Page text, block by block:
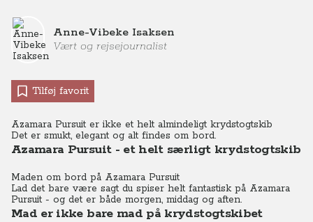
Anne-Vibeke Isaksen
Vært og rejsejournalist
Tilføj favorit
Azamara Pursuit er ikke et helt almindeligt krydstogtskib
Det er smukt, elegant og alt findes om bord.
Azamara Pursuit - et helt særligt krydstogtskib
Maden om bord på Azamara Pursuit
Lad det bare være sagt du spiser helt fantastisk på Azamara
Pursuit - og det er både morgen, middag og aften.
Mad er ikke bare mad på krydstogtskibet